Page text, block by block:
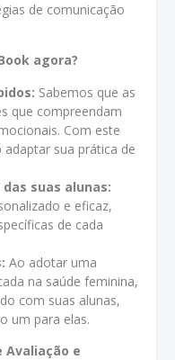
de comunicação
agora?
Sabemos que as
que compreendam
Com este
sua prática de
suas alunas:
e eficaz,
de cada
Ao adotar uma
na saúde feminina,
com suas alunas,
um para elas.
Avaliação e